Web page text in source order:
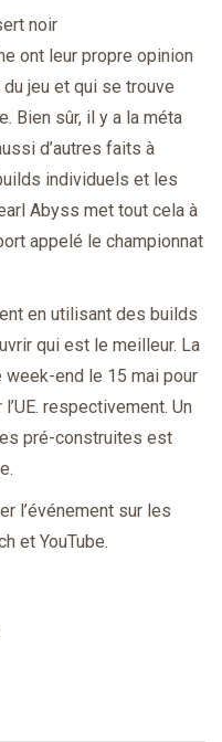
ont leur propre opinion
jeu et qui se trouve
Bien sûr, il y a la méta
d’autres faits à
individuels et les
Abyss met tout cela à
appelé le championnat
en utilisant des builds
qui est le meilleur. La
week-end le 15 mai pour
respectivement. Un
pré-construites est
l’événement sur les
et YouTube.